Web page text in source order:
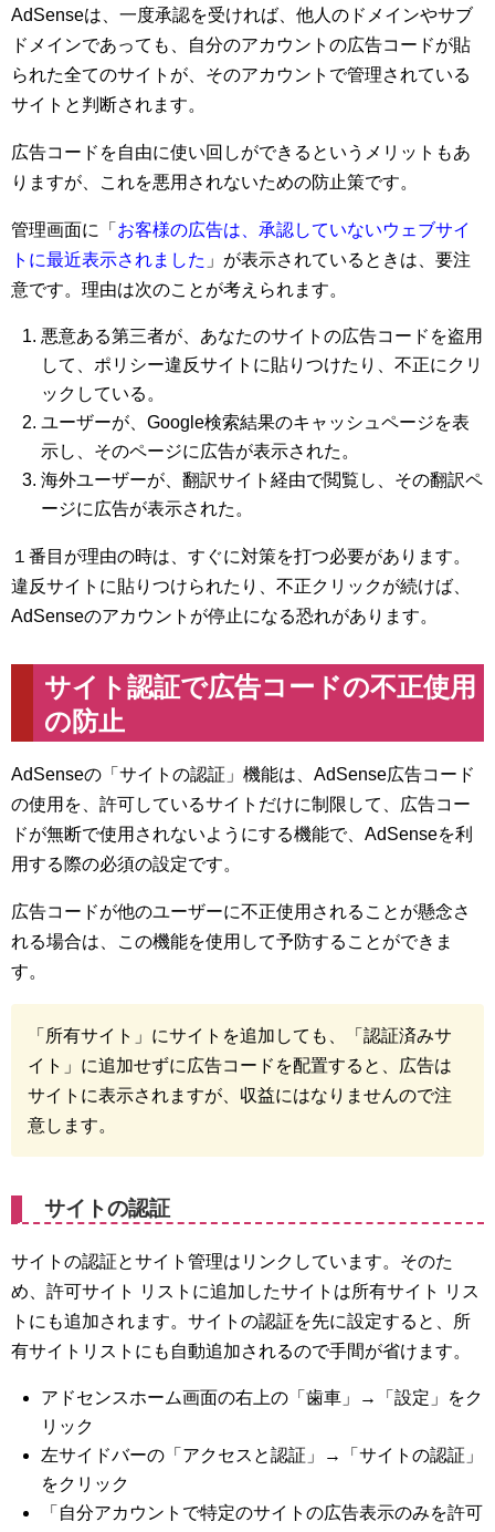
AdSenseは、一度承認を受ければ、他人のドメインやサブ
ドメインであっても、自分のアカウントの広告コードが貼
られた全てのサイトが、そのアカウントで管理されている
サイトと判断されます。
広告コードを自由に使い回しができるというメリットもあ
りますが、これを悪用されないための防止策です。
管理画面に「 お客様の広告は、承認していないウェブサイ
トに最近表示されました 」が表示されているときは、要注
意です。理由は次のことが考えられます。
悪意ある第三者が、あなたのサイトの広告コードを盗用
して、ポリシー違反サイトに貼りつけたり、不正にクリ
ックしている。
ユーザーが、Google検索結果のキャッシュページを表
示し、そのページに広告が表示された。
海外ユーザーが、翻訳サイト経由で閲覧し、その翻訳ペ
ージに広告が表示された。
１番目が理由の時は、すぐに対策を打つ必要があります。
違反サイトに貼りつけられたり、不正クリックが続けば、
AdSenseのアカウントが停止になる恐れがあります。
サイト認証で広告コードの不正使用
の防止
AdSenseの「サイトの認証」機能は、AdSense広告コード
の使用を、許可しているサイトだけに制限して、広告コー
ドが無断で使用されないようにする機能で、AdSenseを利
用する際の必須の設定です。
広告コードが他のユーザーに不正使用されることが懸念さ
れる場合は、この機能を使用して予防することができま
す。
「所有サイト」にサイトを追加しても、「認証済みサ
イト」に追加せずに広告コードを配置すると、広告は
サイトに表示されますが、収益にはなりませんので注
意します。
サイトの認証
サイトの認証とサイト管理はリンクしています。そのた
め、許可サイト リストに追加したサイトは所有サイト リス
トにも追加されます。サイトの認証を先に設定すると、所
有サイトリストにも自動追加されるので手間が省けます。
アドセンスホーム画面の右上の「歯車」→「設定」をク
リック
左サイドバーの「アクセスと認証」→「サイトの認証」
をクリック
「自分アカウントで特定のサイトの広告表示のみを許可